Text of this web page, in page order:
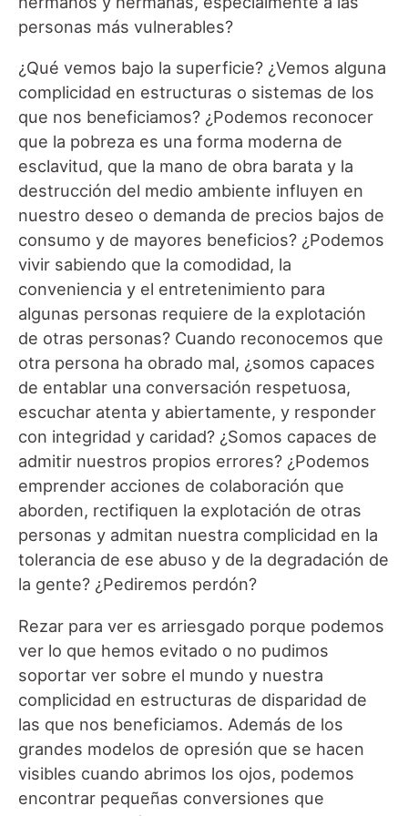
personas más vulnerables?
¿Qué vemos bajo la superficie? ¿Vemos alguna
complicidad en estructuras o sistemas de los
que nos beneficiamos? ¿Podemos reconocer
que la pobreza es una forma moderna de
esclavitud, que la mano de obra barata y la
destrucción del medio ambiente influyen en
nuestro deseo o demanda de precios bajos de
consumo y de mayores beneficios? ¿Podemos
vivir sabiendo que la comodidad, la
conveniencia y el entretenimiento para
algunas personas requiere de la explotación
de otras personas? Cuando reconocemos que
otra persona ha obrado mal, ¿somos capaces
de entablar una conversación respetuosa,
escuchar atenta y abiertamente, y responder
con integridad y caridad? ¿Somos capaces de
admitir nuestros propios errores? ¿Podemos
emprender acciones de colaboración que
aborden, rectifiquen la explotación de otras
personas y admitan nuestra complicidad en la
tolerancia de ese abuso y de la degradación de
la gente? ¿Pediremos perdón?
Rezar para ver es arriesgado porque podemos
ver lo que hemos evitado o no pudimos
soportar ver sobre el mundo y nuestra
complicidad en estructuras de disparidad de
las que nos beneficiamos. Además de los
grandes modelos de opresión que se hacen
visibles cuando abrimos los ojos, podemos
encontrar pequeñas conversiones que